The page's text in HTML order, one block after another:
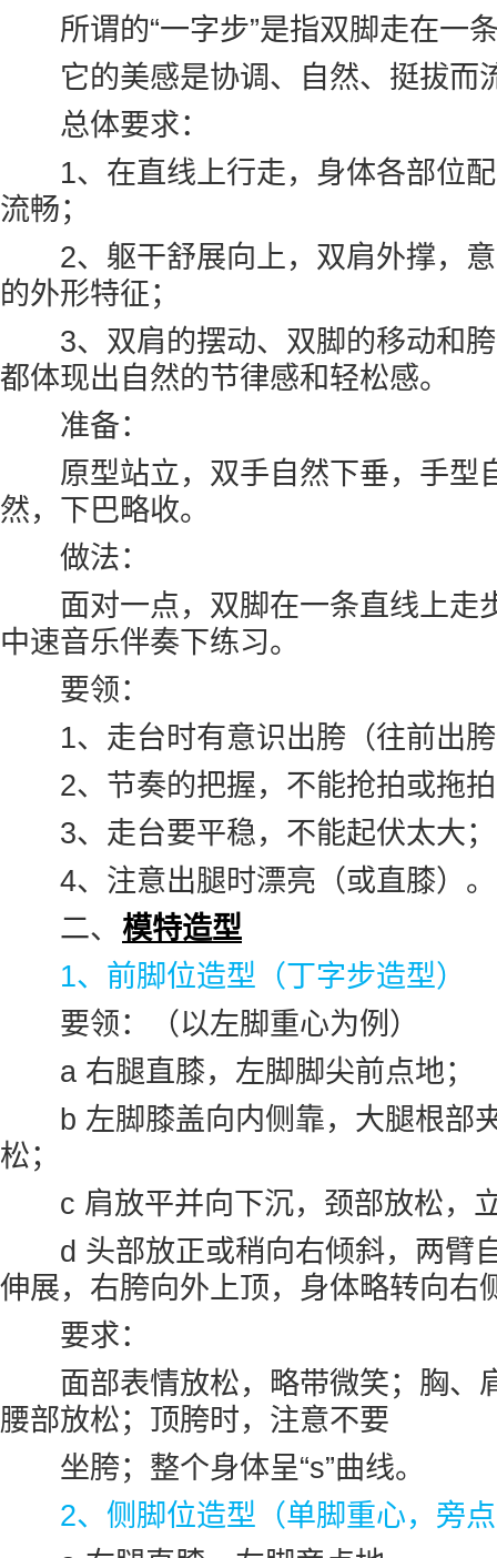
所谓的“一字步”是指双脚走在一
它的美感是协调、自然、挺拔而
总体要求：
1、在直线上行走，身体各部位配
流畅；
2、躯干舒展向上，双肩外撑，意
的外形特征；
3、双肩的摆动、双脚的移动和胯
都体现出自然的节律感和轻松感。
准备：
原型站立，双手自然下垂，手型
然，下巴略收。
做法：
面对一点，双脚在一条直线上走
中速音乐伴奏下练习。
要领：
1、走台时有意识出胯（往前出胯
2、节奏的把握，不能抢拍或拖
3、走台要平稳，不能起伏太大；
4、注意出腿时漂亮（或直膝）。
二、 模特造型
1、前脚位造型（丁字步造型）
要领：（以左脚重心为例）
a 右腿直膝，左脚脚尖前点地；
b 左脚膝盖向内侧靠，大腿根部
松；
c 肩放平并向下沉，颈部放松，
d 头部放正或稍向右倾斜，两臂
伸展，右胯向外上顶，身体略转向右
要求：
面部表情放松，略带微笑；胸、
腰部放松；顶胯时，注意不要
坐胯；整个身体呈“s”曲线。
2、侧脚位造型（单脚重心，旁